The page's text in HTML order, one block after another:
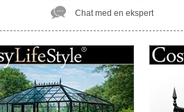
Chat med en ekspert